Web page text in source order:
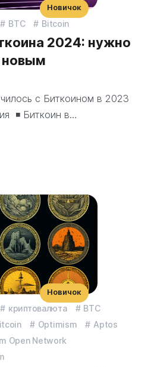
BTC Bitcoin
2024: нужно
новым
с Биткоином в 2023
◾️ Биткоин в…
Новичок
криптовалюта
BTC
Optimism
Aptos
Open Network
Новичок